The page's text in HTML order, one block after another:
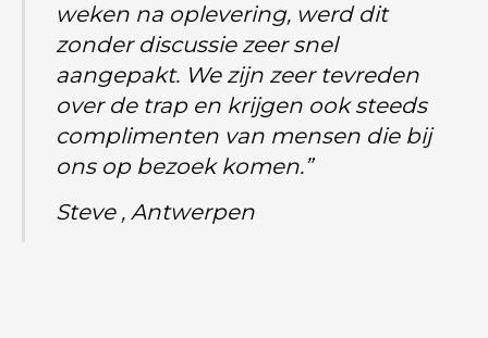
weken na oplevering, werd dit
zonder discussie zeer snel
aangepakt. We zijn zeer tevreden
over de trap en krijgen ook steeds
complimenten van mensen die bij
ons op bezoek komen.”
Steve , Antwerpen